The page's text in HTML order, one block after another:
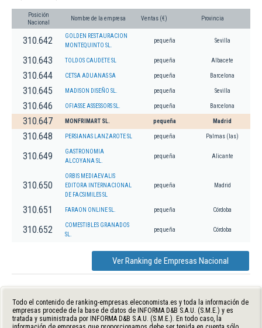
Posición
Nacional
Nombre de la empresa Ventas (€) Provincia
310.642
GOLDEN RESTAURACION
MONTEQUINTO SL.
pequeña Sevilla
310.643 TOLDOS CAUDETE SL pequeña Albacete
310.644 CETSA ADUANAS SA pequeña Barcelona
310.645 MADISON DISEÑO SL. pequeña Sevilla
310.646 OFIASSE ASSESSORS SL. pequeña Barcelona
310.647 MONFRIMART SL. pequeña Madrid
310.648 PERSIANAS LANZAROTE SL pequeña Palmas (las)
310.649
GASTRONOMIA
ALCOYANA SL.
pequeña Alicante
310.650
ORBIS MEDIAEVALIS
EDITORA INTERNACIONAL
DE FACSIMILES SL
pequeña Madrid
310.651 FARAON ONLINE SL. pequeña Córdoba
310.652
COMESTIBLES GRANADOS
SL.
pequeña Córdoba
Ver Ranking de Empresas Nacional
Todo el contenido de ranking-empresas.eleconomista.es y toda la información de
empresas procede de la base de datos de INFORMA D&B S.A.U. (S.M.E.) y es
tratada y suministrada por INFORMA D&B S.A.U. (S.M.E.). En todo caso, la